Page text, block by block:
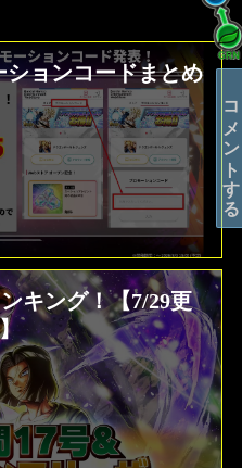
ーションコードまとめ
コメントする